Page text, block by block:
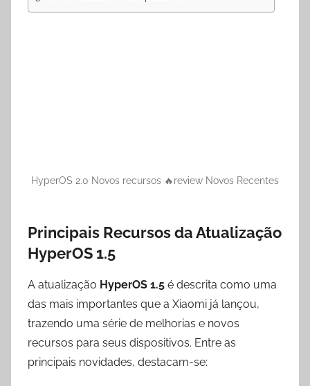
HyperOS 2.0 Novos recursos 🔥review Novos Recentes
Principais Recursos da Atualização
HyperOS 1.5
A atualização HyperOS 1.5 é descrita como uma
das mais importantes que a Xiaomi já lançou,
trazendo uma série de melhorias e novos
recursos para seus dispositivos. Entre as
principais novidades, destacam-se: